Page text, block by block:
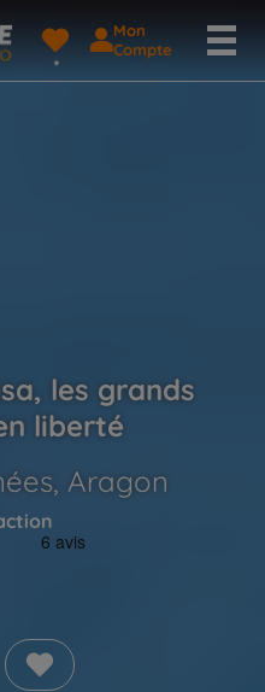
Mon
Compte
les grands
liberté
Aragon